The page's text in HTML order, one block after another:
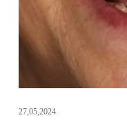
incisivos
superiores
mueve
27,05,2024